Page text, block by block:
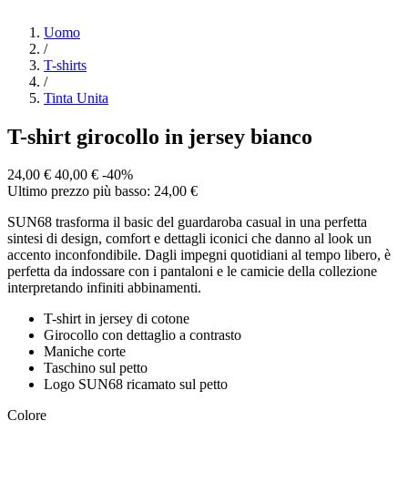
Uomo
/
T-shirts
/
Tinta Unita
T-shirt girocollo in jersey bianco
24,00 € 40,00 € -40%
Ultimo prezzo più basso: 24,00 €
SUN68 trasforma il basic del guardaroba casual in una perfetta
sintesi di design, comfort e dettagli iconici che danno al look un
accento inconfondibile. Dagli impegni quotidiani al tempo libero, è
perfetta da indossare con i pantaloni e le camicie della collezione
interpretando infiniti abbinamenti.
T-shirt in jersey di cotone
Girocollo con dettaglio a contrasto
Maniche corte
Taschino sul petto
Logo SUN68 ricamato sul petto
Colore